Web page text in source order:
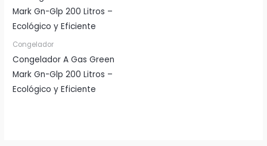
Congelador
Congelador A Gas Green
Mark Gn-Glp 200 Litros –
Ecológico y Eficiente